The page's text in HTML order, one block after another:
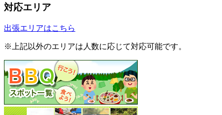
対応エリア
出張エリアはこちら
※上記以外のエリアは人数に応じて対応可能です。